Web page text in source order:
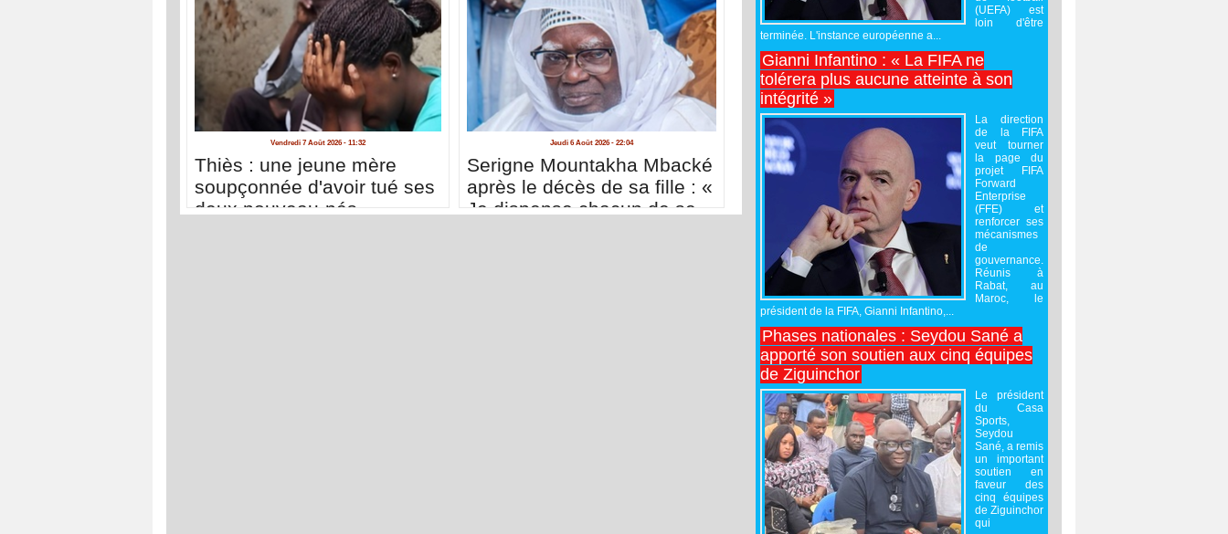
Vendredi 7 Août 2026 - 11:32
Thiès : une jeune mère
soupçonnée d'avoir tué ses
deux nouveau-nés
Jeudi 6 Août 2026 - 22:04
Serigne Mountakha Mbacké
après le décès de sa fille : «
Je dispense chacun de se
(UEFA) est
loin d'être
terminée. L'instance européenne a...
Gianni Infantino : « La FIFA ne
tolérera plus aucune atteinte à son
intégrité »
La direction
de la FIFA
veut tourner
la page du
projet FIFA
Forward
Enterprise
(FFE) et
renforcer ses
mécanismes
de
gouvernance.
Réunis à
Rabat, au
Maroc, le
président de la FIFA, Gianni Infantino,...
Phases nationales : Seydou Sané a
apporté son soutien aux cinq équipes
de Ziguinchor
Le président
du Casa
Sports,
Seydou
Sané, a remis
un important
soutien en
faveur des
cinq équipes
de Ziguinchor
qui